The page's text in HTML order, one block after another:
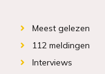
Meest gelezen
112 meldingen
Interviews